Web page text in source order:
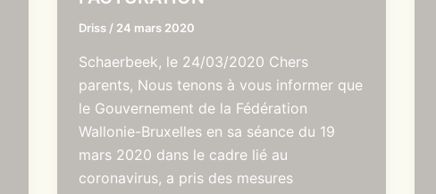
Driss / 24 mars 2020
Schaerbeek, le 24/03/2020 Chers
parents, Nous tenons à vous informer que
le Gouvernement de la Fédération
Wallonie-Bruxelles en sa séance du 19
mars 2020 dans le cadre lié au
coronavirus, a pris des mesures